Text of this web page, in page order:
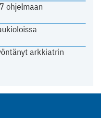
ohjelmaan
arkkiatrin